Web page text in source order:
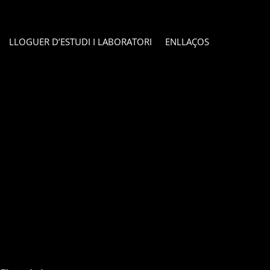
LLOGUER D’ESTUDI I LABORATORI ENLLAÇOS